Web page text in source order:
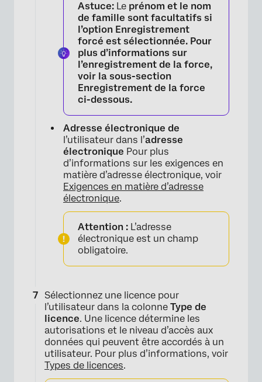
×
×
Astuce: Le prénom et le nom
de famille sont facultatifs si
l’option Enregistrement
forcé est sélectionnée. Pour
plus d’informations sur
l’enregistrement de la force,
voir la sous-section
Enregistrement de la force
ci-dessous.
Adresse électronique de
l’utilisateur dans l’adresse
électronique Pour plus
d’informations sur les exigences en
matière d’adresse électronique, voir
Exigences en matière d’adresse
électronique.
Attention : L’adresse
électronique est un champ
obligatoire.
Sélectionnez une licence pour
l’utilisateur dans la colonne Type de
licence. Une licence détermine les
autorisations et le niveau d’accès aux
données qui peuvent être accordés à un
utilisateur. Pour plus d’informations, voir
Types de licences.